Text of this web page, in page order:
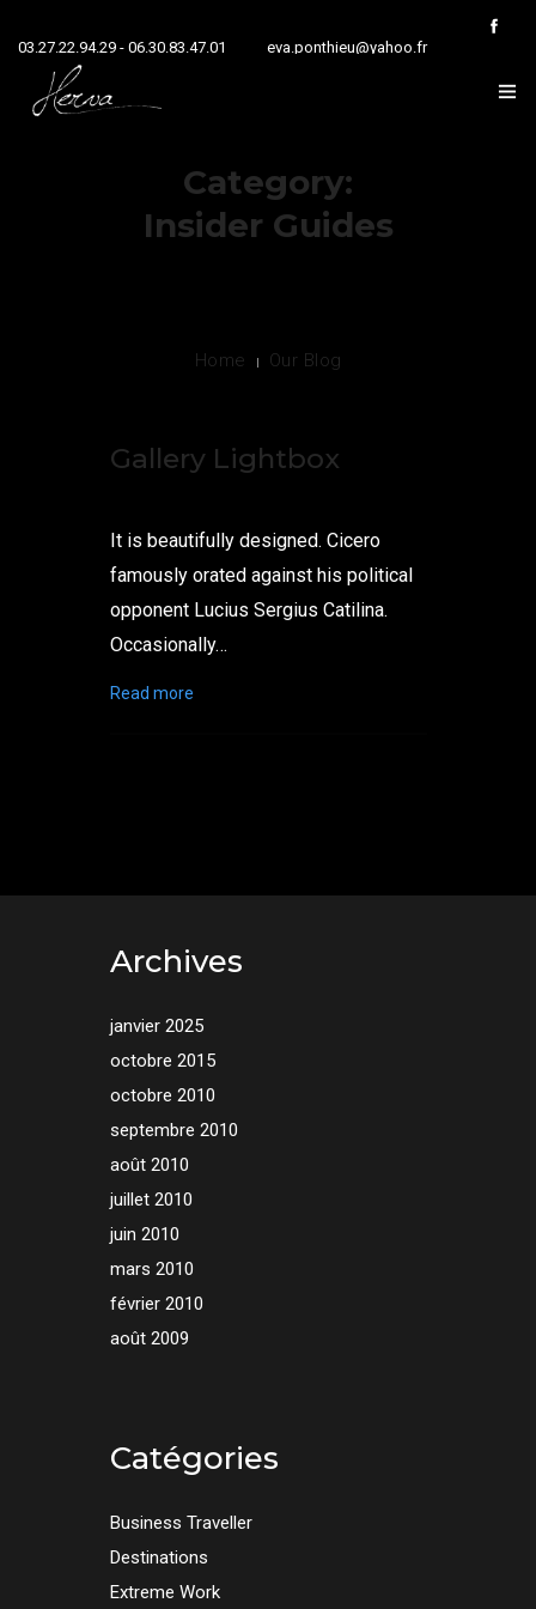
03.27.22.94.29 - 06.30.83.47.01 eva.ponthieu@yahoo.fr
NOS ACTIVITÉS
Category:
Insider Guides
Home Our Blog
Gallery Lightbox
It is beautifully designed. Cicero
famously orated against his political
opponent Lucius Sergius Catilina.
Occasionally…
Read more
Archives
janvier 2025
octobre 2015
octobre 2010
septembre 2010
août 2010
juillet 2010
juin 2010
mars 2010
février 2010
août 2009
Catégories
Business Traveller
Destinations
Extreme Work